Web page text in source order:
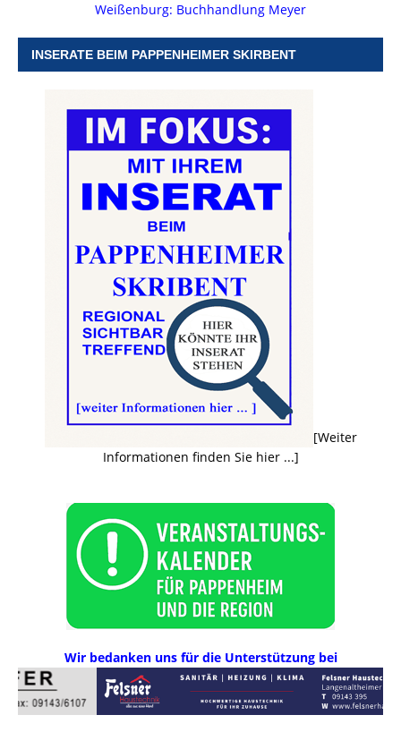
Weißenburg: Buchhandlung Meyer
INSERATE BEIM PAPPENHEIMER SKIRBENT
[Weiter
Informationen finden Sie hier ...]
Wir bedanken uns für die Unterstützung bei